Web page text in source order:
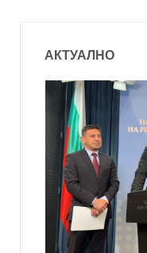
АКТУАЛНО